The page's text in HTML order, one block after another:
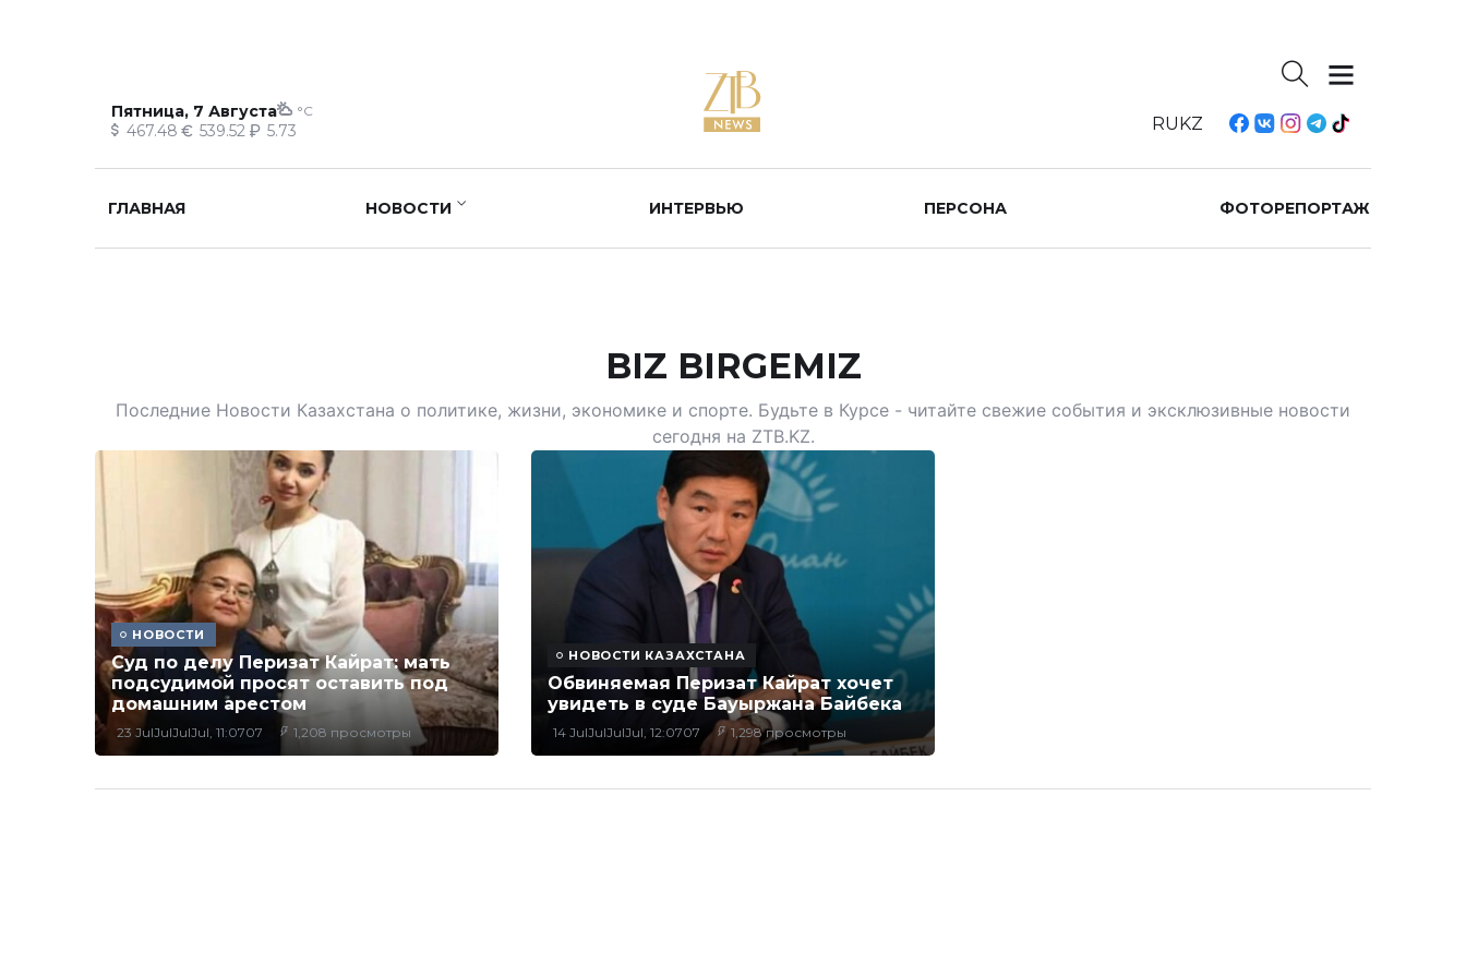
Пятница, 7 Августа °C
467.48 539.52 5.73 RUKZ
ГЛАВНАЯ НОВОСТИ ИНТЕРВЬЮ ПЕРСОНА ФОТОРЕПОРТАЖ
BIZ BIRGEMIZ
Последние Новости Казахстана о политике, жизни, экономике и спорте. Будьте в Курсе - читайте свежие события и эксклюзивные новости
сегодня на ZTB.KZ.
НОВОСТИ
Суд по делу Перизат Кайрат: мать
подсудимой просят оставить под
домашним арестом
23 JulJulJulJul, 11:0707 1,208 просмотры
НОВОСТИ КАЗАХСТАНА
Обвиняемая Перизат Кайрат хочет
увидеть в суде Бауыржана Байбека
14 JulJulJulJul, 12:0707 1,298 просмотры